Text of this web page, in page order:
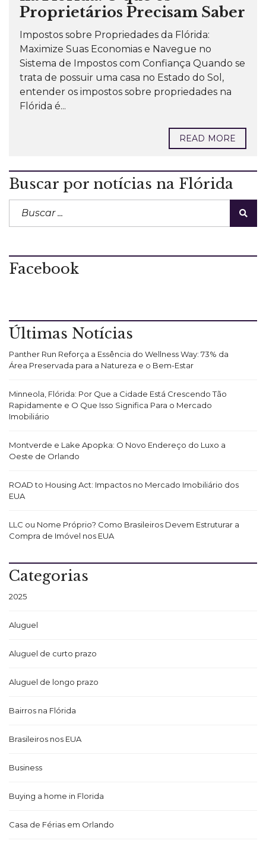
Proprietários Precisam Saber
Impostos sobre Propriedades da Flórida:
Maximize Suas Economias e Navegue no
Sistema de Impostos com Confiança Quando se
trata de possuir uma casa no Estado do Sol,
entender os impostos sobre propriedades na
Flórida é...
READ MORE
Buscar por notícias na Flórida
Facebook
Últimas Notícias
Panther Run Reforça a Essência do Wellness Way: 73% da
Área Preservada para a Natureza e o Bem-Estar
Minneola, Flórida: Por Que a Cidade Está Crescendo Tão
Rapidamente e O Que Isso Significa Para o Mercado
Imobiliário
Montverde e Lake Apopka: O Novo Endereço do Luxo a
Oeste de Orlando
ROAD to Housing Act: Impactos no Mercado Imobiliário dos
EUA
LLC ou Nome Próprio? Como Brasileiros Devem Estruturar a
Compra de Imóvel nos EUA
Categorias
2025
Aluguel
Aluguel de curto prazo
Aluguel de longo prazo
Bairros na Flórida
Brasileiros nos EUA
Business
Buying a home in Florida
Casa de Férias em Orlando